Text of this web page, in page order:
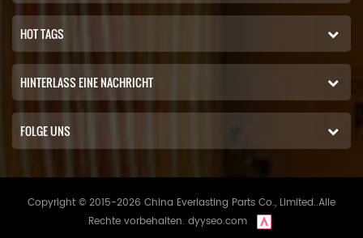
HOT TAGS
HINTERLASS EINE NACHRICHT
FOLGE UNS
Copyright © 2015-2026 China Everlasting Parts Co., Limited..Alle
Rechte vorbehalten. dyyseo.com